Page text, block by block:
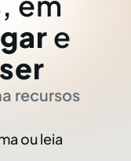
e
recursos
ou leia